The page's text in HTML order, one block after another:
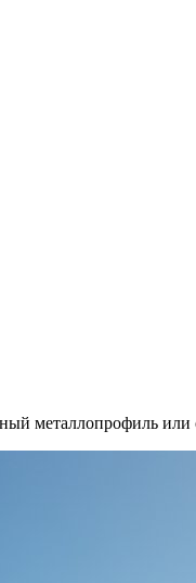
металлопрофиль